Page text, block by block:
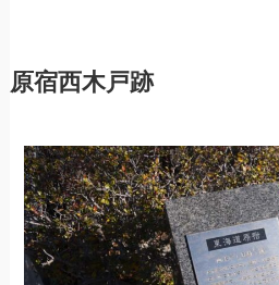
原宿西木戸跡